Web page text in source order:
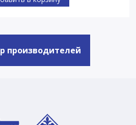
производителей